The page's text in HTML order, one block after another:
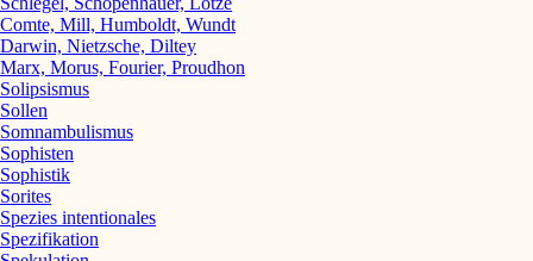
Comte, Mill, Humboldt, Wundt
Darwin, Nietzsche, Diltey
Marx, Morus, Fourier, Proudhon
Solipsismus
Sollen
Somnambulismus
Sophisten
Sophistik
Sorites
Spezies intentionales
Spezifikation